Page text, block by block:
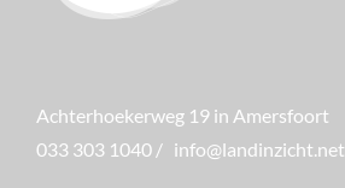
Achterhoekerweg 19 in Amersfoort
033 303 1040 / info@landinzicht.net